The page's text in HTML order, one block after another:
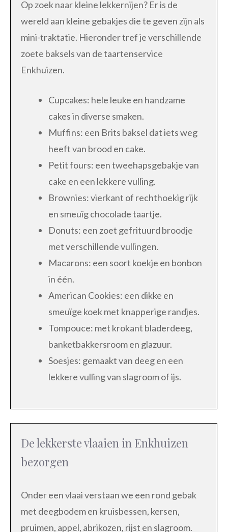
Op zoek naar kleine lekkernijen? Er is de
wereld aan kleine gebakjes die te geven zijn als
mini-traktatie. Hieronder tref je verschillende
zoete baksels van de taartenservice
Enkhuizen.
Cupcakes: hele leuke en handzame
cakes in diverse smaken.
Muffins: een Brits baksel dat iets weg
heeft van brood en cake.
Petit fours: een tweehapsgebakje van
cake en een lekkere vulling.
Brownies: vierkant of rechthoekig rijk
en smeuïg chocolade taartje.
Donuts: een zoet gefrituurd broodje
met verschillende vullingen.
Macarons: een soort koekje en bonbon
in één.
American Cookies: een dikke en
smeuïge koek met knapperige randjes.
Tompouce: met krokant bladerdeeg,
banketbakkersroom en glazuur.
Soesjes: gemaakt van deeg en een
lekkere vulling van slagroom of ijs.
De lekkerste vlaaien in Enkhuizen
bezorgen
Onder een vlaai verstaan we een rond gebak
met deegbodem en kruisbessen, kersen,
pruimen, appel, abrikozen, rijst en slagroom.